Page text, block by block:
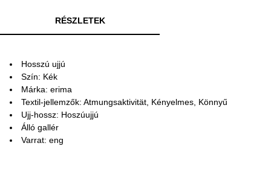
RÉSZLETEK
Hosszú ujjú
Szín: Kék
Márka: erima
Textil-jellemzők: Atmungsaktivität, Kényelmes, Könnyű
Ujj-hossz: Hoszúujjú
Álló gallér
Varrat: eng